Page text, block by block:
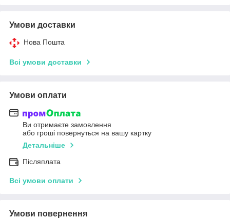
Умови доставки
Нова Пошта
Всі умови доставки
Умови оплати
Ви отримаєте замовлення
або гроші повернуться на вашу картку
Детальніше
Післяплата
Всі умови оплати
Умови повернення